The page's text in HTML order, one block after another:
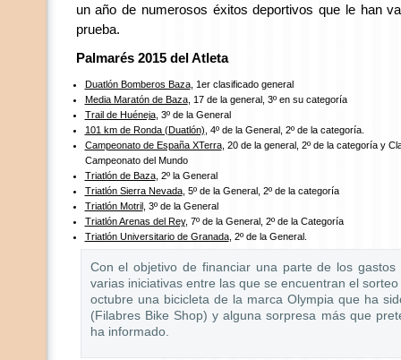
un año de numerosos éxitos deportivos que le han
prueba.
Palmarés 2015 del Atleta
Duatlón Bomberos Baza, 1er clasificado general
Media Maratón de Baza, 17 de la general, 3º en su categoría
Trail de Huéneja, 3º de la General
101 km de Ronda (Duatlón) , 4º de la General, 2º de la categoría.
Campeonato de España XTerra, 20 de la general, 2º de la categoría y
Campeonato del Mundo
Triatlón de Baza, 2º la General
Triatlón Sierra Nevada, 5º de la General, 2º de la categoría
Triatlón Motril, 3º de la General
Triatlón Arenas del Rey, 7º de la General, 2º de la Categoría
Triatlón Universitario de Granada, 2º de la General.
Con el objetivo de financiar una parte de los
varias iniciativas entre las que se encuentran el
octubre una bicicleta de la marca Olympia que ha
(Filabres Bike Shop) y alguna sorpresa más que
ha informado.